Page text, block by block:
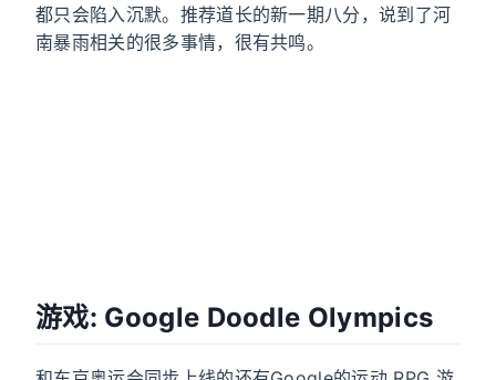
都只会陷入沉默。推荐道长的新一期八分，说到了河
南暴雨相关的很多事情，很有共鸣。
游戏: Google Doodle Olympics